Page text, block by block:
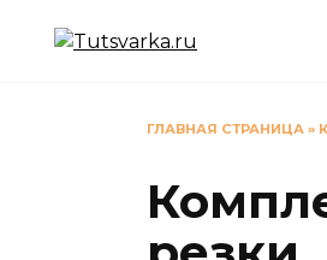
ГЛАВНАЯ СТРАНИЦА »